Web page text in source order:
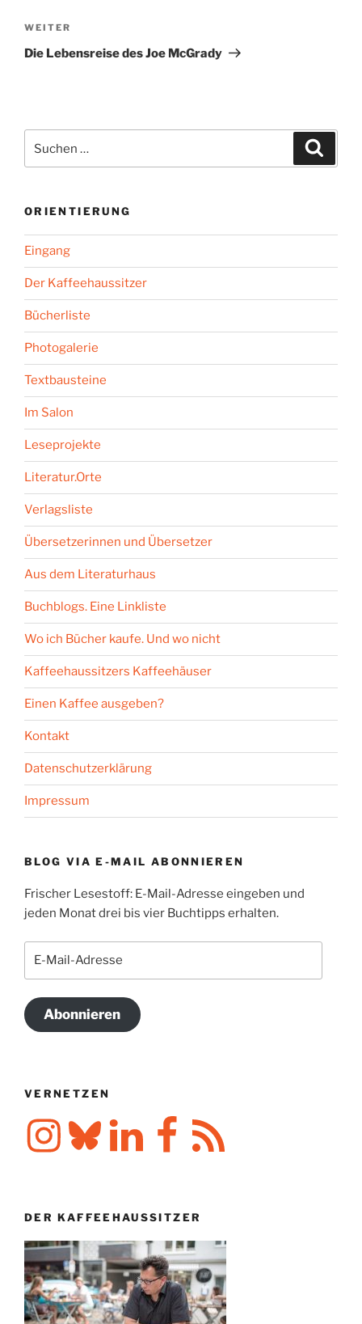
Nächster
Beitrag
WEITER
Die Lebensreise des Joe McGrady
nach:
ORIENTIERUNG
Eingang
Der Kaffeehaussitzer
Bücherliste
Photogalerie
Textbausteine
Im Salon
Leseprojekte
Literatur.Orte
Verlagsliste
Übersetzerinnen und Übersetzer
Aus dem Literaturhaus
Buchblogs. Eine Linkliste
Wo ich Bücher kaufe. Und wo nicht
Kaffeehaussitzers Kaffeehäuser
Einen Kaffee ausgeben?
Kontakt
Datenschutzerklärung
Impressum
BLOG VIA E-MAIL ABONNIEREN
Frischer Lesestoff: E-Mail-Adresse eingeben und
jeden Monat drei bis vier Buchtipps erhalten.
Abonnieren
VERNETZEN
InstagramBlueskyLinkedIn FacebookRSS-
Feed
DER KAFFEEHAUSSITZER